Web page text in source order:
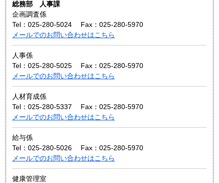
総務部 人事課
企画調査係
Tel：025-280-5024
Fax：025-280-5970
メールでのお問い合わせはこちら
人事係
Tel：025-280-5025
Fax：025-280-5970
メールでのお問い合わせはこちら
人材育成係
Tel：025-280-5337
Fax：025-280-5970
メールでのお問い合わせはこちら
給与係
Tel：025-280-5026
Fax：025-280-5970
メールでのお問い合わせはこちら
健康管理室